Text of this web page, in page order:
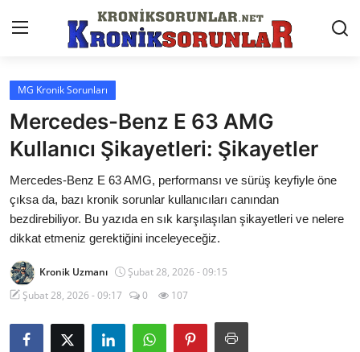
Anasayfa
Markalar
İletişim
Trafik & Cezalar
Sigorta & Kasko
Vergi & ÖTV & MTV
MG Kronik Sorunları
Mercedes-Benz E 63 AMG
Kullanıcı Şikayetleri: Şikayetler
Mercedes-Benz E 63 AMG, performansı ve sürüş keyfiyle öne
çıksa da, bazı kronik sorunlar kullanıcıları canından
bezdirebiliyor. Bu yazıda en sık karşılaşılan şikayetleri ve nelere
dikkat etmeniz gerektiğini inceleyeceğiz.
Kronik Uzmanı
Şubat 28, 2026 - 09:15
Şubat 28, 2026 - 09:17
0 107